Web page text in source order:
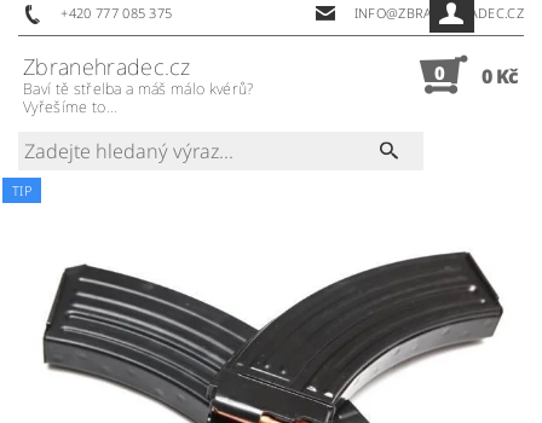
+420 777 085 375 INFO@ZBRANEHRADEC.CZ
Zbranehradec.cz
Baví tě střelba a máš málo kvérů?
Vyřešíme to...
0 0 Kč
TIP